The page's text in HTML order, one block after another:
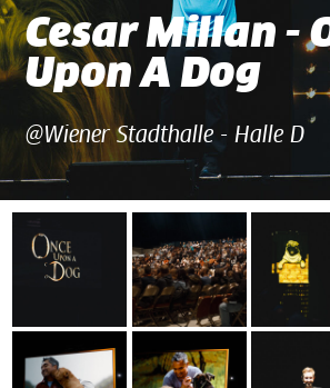
Cesar Millan -
Upon A Dog
@Wiener Stadthalle - Halle D